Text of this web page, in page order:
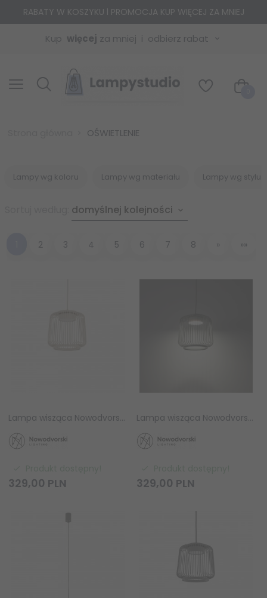
RABATY W KOSZYKU l PROMOCJA KUP WIĘCEJ ZA MNIEJ
Kup więcej za mniej odbierz rabat
OŚWIETLENIE
Lampy wg koloru Lampy wg materiału Lampy wg stylu
sort
domyślnej kolejności
2 3 4 5 6 7 8 » »»
Lampa wisząca Nowodvorski KENAI A 12217 Beżowy GX53 pionowa
329,00 PLN
Lampa wisząca Nowodvorski KENAI A 12221 Szałwiowy GX53 pionowa
329,00 PLN